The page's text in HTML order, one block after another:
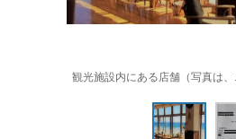
観光施設内にある店舗（写真は、